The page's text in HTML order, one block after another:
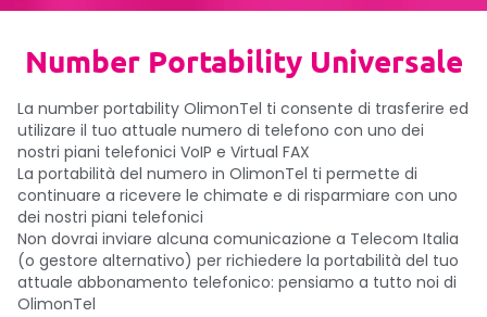
Number Portability Universale
La number portability OlimonTel ti consente di trasferire ed
utilizare il tuo attuale numero di telefono con uno dei
nostri piani telefonici VoIP e Virtual FAX
La portabilità del numero in OlimonTel ti permette di
continuare a ricevere le chimate e di risparmiare con uno
dei nostri piani telefonici
Non dovrai inviare alcuna comunicazione a Telecom Italia
(o gestore alternativo) per richiedere la portabilità del tuo
attuale abbonamento telefonico: pensiamo a tutto noi di
OlimonTel